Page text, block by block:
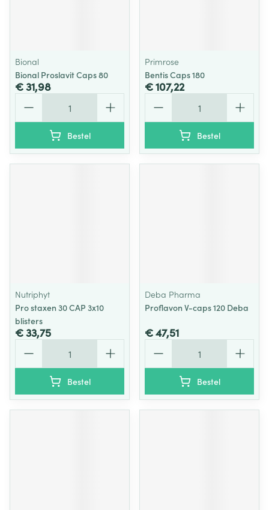
Bional
Bional Proslavit Caps 80
€ 31,98
Bestel
Primrose
Bentis Caps 180
€ 107,22
Bestel
Nutriphyt
Pro staxen 30 CAP 3x10
blisters
€ 33,75
Bestel
Deba Pharma
Proflavon V-caps 120 Deba
€ 47,51
Bestel